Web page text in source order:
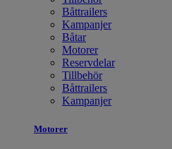
Båttrailers
Kampanjer
Båtar
Motorer
Reservdelar
Tillbehör
Båttrailers
Kampanjer
Motorer